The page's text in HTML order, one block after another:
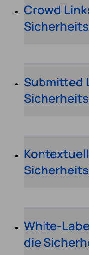
Crowd
Submitted
White-
die